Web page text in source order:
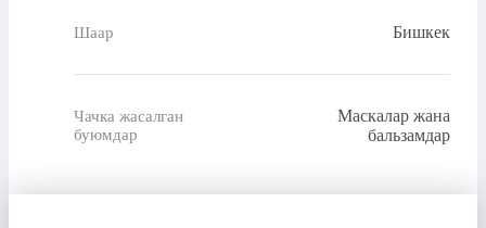
Шаар Бишкек
Чачка жасалган
буюмдар
Маскалар жана
бальзамдар